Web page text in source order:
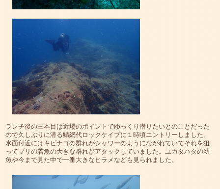
ランチ後の三本目は近場のポイントでゆっくり潜りたいとのことだった
ので久しぶりに潜る鯖網代ロックケイプに１時頃エントリーしました。
水面付近にはキビナゴの群れがシャワーのようにながれていてそれを狙
ってブリの若魚の大きな群れがアタックしていました。ユカタハタの幼
魚や今まで見た中で一番大きなヒラメなども見られました。